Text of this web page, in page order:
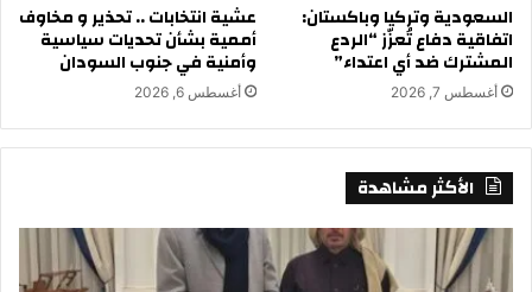
السعودية وتركيا وباكستان:
اتفاقية دفاع تُعزّز “الردع
المشترك ضد أي اعتداء”
أغسطس 7, 2026
عشية انتخابات .. تحذير و مخاوف
أممية بشأن تحديات سياسية
وأمنية في جنوب السودان
أغسطس 6, 2026
الأكثر مشاهدة